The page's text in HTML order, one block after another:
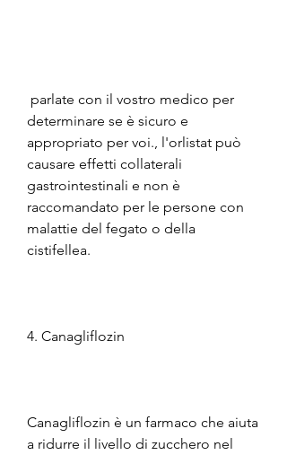
determinare se è sicuro e
appropriato per voi., l'orlistat può
causare effetti collaterali
gastrointestinali e non è
raccomandato per le persone con
malattie del fegato o della
cistifellea.
4. Canagliflozin
Canagliflozin è un farmaco che aiuta
a ridurre il livello di zucchero nel